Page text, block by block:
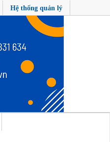
Hệ thống quản lý